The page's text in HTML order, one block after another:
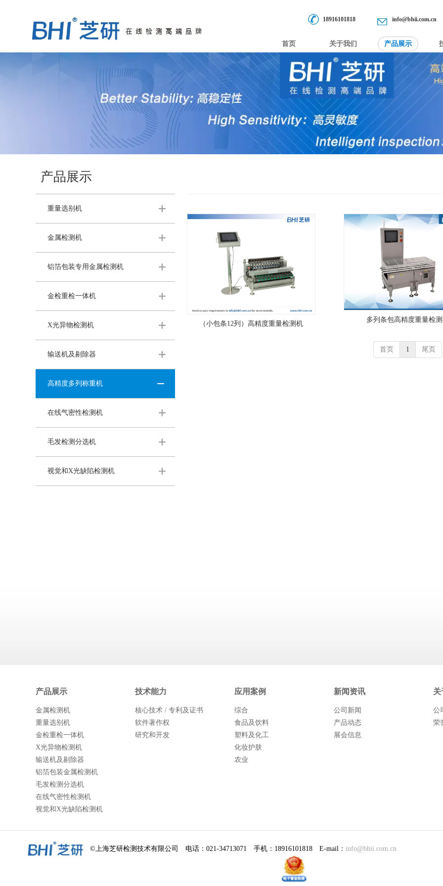
info@bhii.com.cn
18916101818
首页 关于我们 产品展示
产品展示
重量选别机
金属检测机
铝箔包装专用金属检测机
金检重检一体机
X光异物检测机
输送机及剔除器
高精度多列称重机
在线气密性检测机
毛发检测分选机
视觉和X光缺陷检测机
（小包条12列）高精度重量检测机
多列条包高精度重量检
首页 1 尾页
产品展示
金属检测机
重量选别机
金检重检一体机
X光异物检测机
输送机及剔除器
铝箔包装金属检测机
毛发检测分选机
在线气密性检测机
视觉和X光缺陷检测机
技术能力
核心技术 / 专利及证书
软件著作权
研究和开发
应用案例
综合
食品及饮料
塑料及化工
化妆护肤
农业
新闻资讯
公司新闻
产品动态
展会信息
关
公
荣
©上海芝研检测技术有限公司 电话：021-34713071 手机：18916101818 E-mail： info@bhii.com.cn